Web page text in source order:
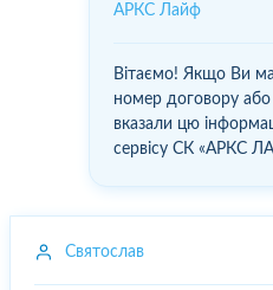
АРКС Лайф
Вітаємо! Якщо Ви
номер договору або
вказали цю
сервісу СК «АРКС
Святослав